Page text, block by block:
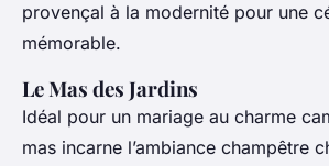
provençal à la modernité pour une
mémorable.
Le Mas des Jardins
Idéal pour un mariage au charme
mas incarne l’ambiance champêtre